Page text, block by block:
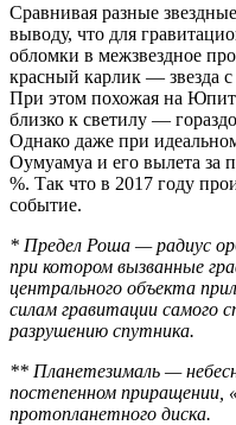
Сравнивая разные
выводу, что для
обломки в межзвездное
красный карлик — звезда
При этом похожая на
близко к светилу —
Однако даже при
Оумуамуа и его вылета за
%. Так что в 2017 году
событие.
* Предел Роша — радиус
при котором вызванные
центрального объекта
силам гравитации самого
разрушению спутника.
** Планетезималь —
постепенном приращении,
протопланетного диска.